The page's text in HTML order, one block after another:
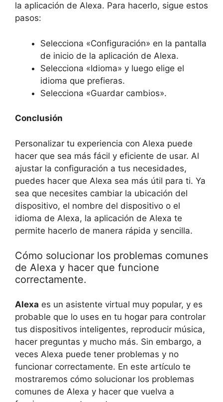
la aplicación de Alexa. Para hacerlo, sigue estos
pasos:
Selecciona «Configuración» en la pantalla
de inicio de la aplicación de Alexa.
Selecciona «Idioma» y luego elige el
idioma que prefieras.
Selecciona «Guardar cambios».
Conclusión
Personalizar tu experiencia con Alexa puede
hacer que sea más fácil y eficiente de usar. Al
ajustar la configuración a tus necesidades,
puedes hacer que Alexa sea más útil para ti. Ya
sea que necesites cambiar la ubicación del
dispositivo, el nombre del dispositivo o el
idioma de Alexa, la aplicación de Alexa te
permite hacerlo de manera rápida y sencilla.
Cómo solucionar los problemas comunes
de Alexa y hacer que funcione
correctamente.
Alexa es un asistente virtual muy popular, y es
probable que lo uses en tu hogar para controlar
tus dispositivos inteligentes, reproducir música,
hacer preguntas y mucho más. Sin embargo, a
veces Alexa puede tener problemas y no
funcionar correctamente. En este artículo te
mostraremos cómo solucionar los problemas
comunes de Alexa y hacer que vuelva a